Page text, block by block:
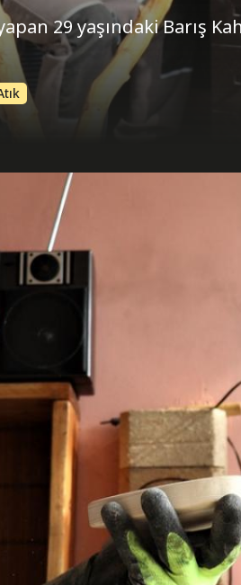
29 yaşındaki Barış